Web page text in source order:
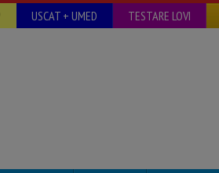
USCAT + UMED TESTARE LOVI